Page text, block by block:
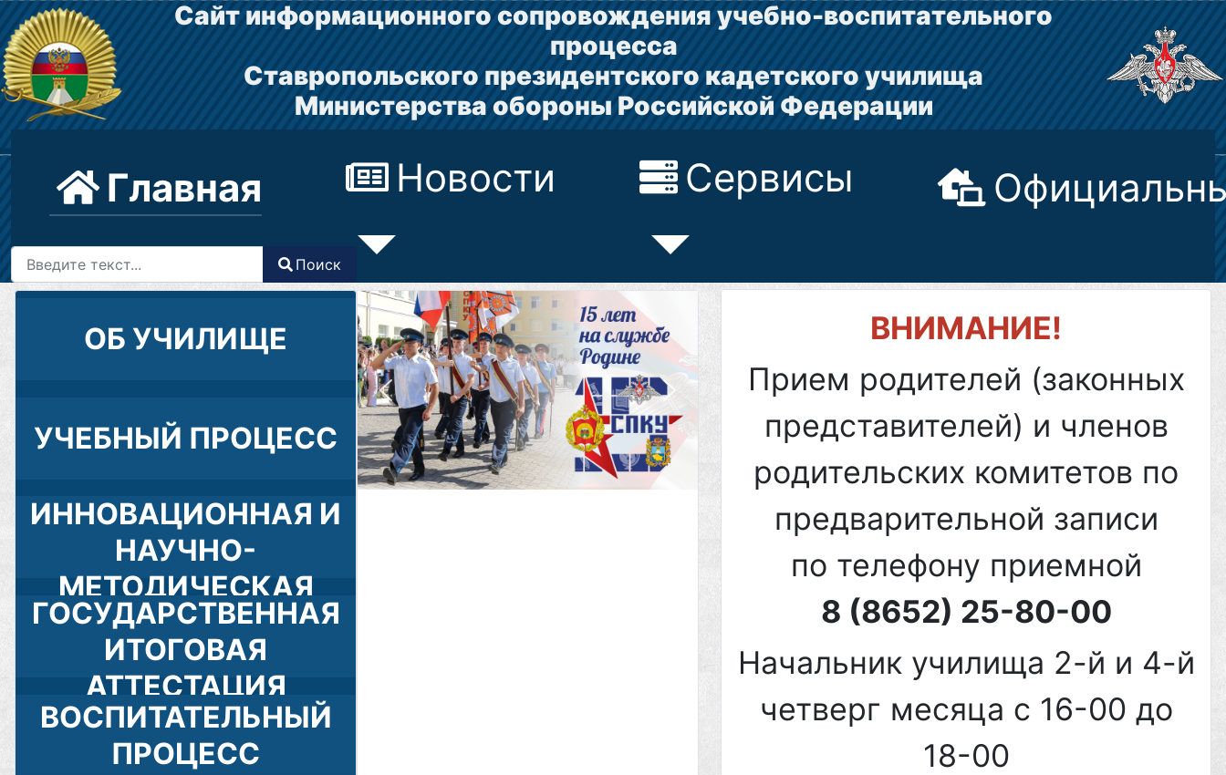
Сайт информационного сопровождения учебно-воспитательного
процесса
Ставропольского президентского кадетского училища
Министерства обороны Российской Федерации
Главная Новости Сервисы
Поиск
Type 2 or more characters for results.
Поиск
ОБ УЧИЛИЩЕ
УЧЕБНЫЙ ПРОЦЕСС
ИННОВАЦИОННАЯ И
НАУЧНО-
МЕТОДИЧЕСКАЯ
ДЕЯТЕЛЬНОСТЬ
ГОСУДАРСТВЕННАЯ
ИТОГОВАЯ
АТТЕСТАЦИЯ
ВОСПИТАТЕЛЬНЫЙ
ПРОЦЕСС
ВНИМАНИЕ!
Прием родителей (законных
представителей) и членов
родительских комитетов по
предварительной записи
по телефону приемной
8 (8652) 25-80-00
Начальник училища 2-й и 4-й
четверг месяца с 16-00 до
18-00